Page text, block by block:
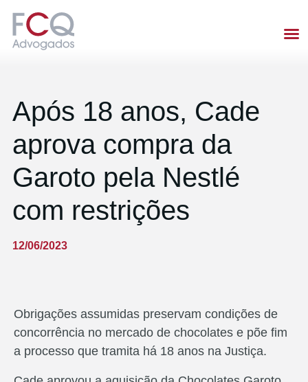
Após 18 anos, Cade
aprova compra da
Garoto pela Nestlé
com restrições
12/06/2023
Obrigações assumidas preservam condições de
concorrência no mercado de chocolates e põe fim
a processo que tramita há 18 anos na Justiça.